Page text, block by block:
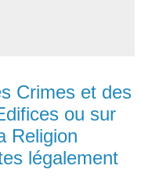
Crimes et des
ou sur
Religion
légalement